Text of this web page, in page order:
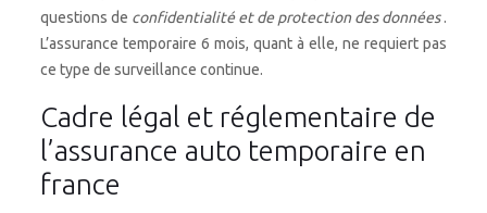
questions de confidentialité et de protection des données.
L’assurance temporaire 6 mois, quant à elle, ne requiert pas
ce type de surveillance continue.
Cadre légal et réglementaire de
l’assurance auto temporaire en
france